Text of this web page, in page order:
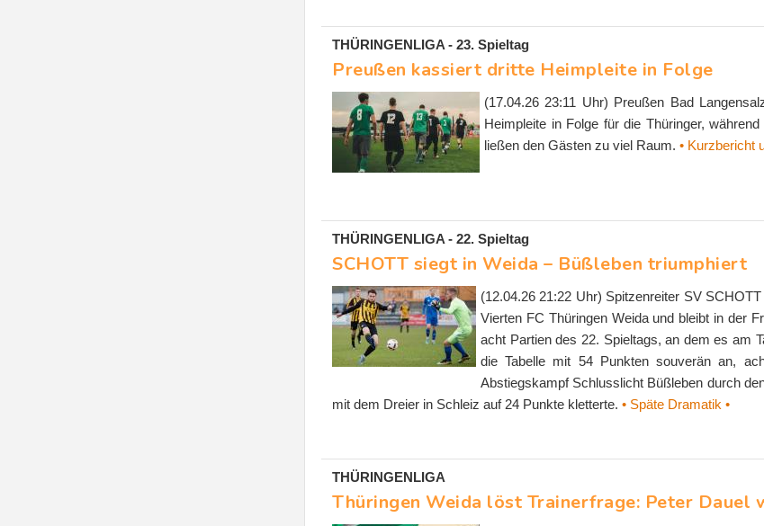
THÜRINGENLIGA - 23. Spieltag
Preußen kassiert dritte Heimpleite in Folge
(17.04.26 23:11 Uhr) Preußen Bad
Heimpleite in Folge für die Thüringer,
ließen den Gästen zu viel Raum. • Kurzbericht
THÜRINGENLIGA - 22. Spieltag
SCHOTT siegt in Weida – Büßleben triumphiert
(12.04.26 21:22 Uhr) Spitzenreiter SV
Vierten FC Thüringen Weida und bleibt in der
acht Partien des 22. Spieltags, an dem es am
die Tabelle mit 54 Punkten souverän an,
Abstiegskampf Schlusslicht Büßleben durch
mit dem Dreier in Schleiz auf 24 Punkte kletterte. • Späte Dramatik •
THÜRINGENLIGA
Thüringen Weida löst Trainerfrage: Peter Dauel